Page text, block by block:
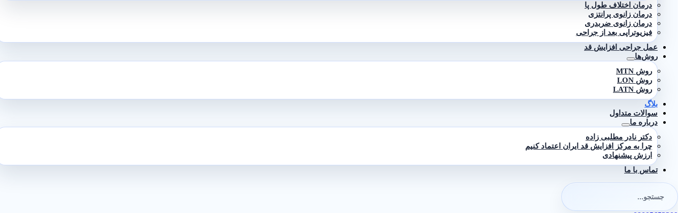
درمان اختلاف طول پا
درمان زانوی پرانتزی
درمان زانوی ضربدری
فیزیوتراپی بعد از جراحی
عمل جراحی افزایش قد
روش‌ها
روش MTN
روش LON
روش LATN
بلاگ
سوالات متداول
درباره ما
دکتر نادر مطلبی زاده
چرا به مرکز افزایش قد ایران اعتماد کنیم
ارزش پیشنهادی
تماس با ما
برای: